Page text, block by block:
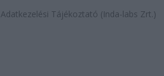
Adatkezelési Tájékoztató (Inda-labs Zrt.)